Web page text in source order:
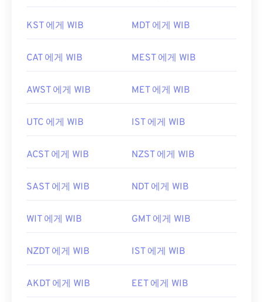
KST 에게 WIB MDT 에게 WIB
CAT 에게 WIB MEST 에게 WIB
AWST 에게 WIB MET 에게 WIB
UTC 에게 WIB IST 에게 WIB
ACST 에게 WIB NZST 에게 WIB
SAST 에게 WIB NDT 에게 WIB
WIT 에게 WIB GMT 에게 WIB
NZDT 에게 WIB IST 에게 WIB
AKDT 에게 WIB EET 에게 WIB